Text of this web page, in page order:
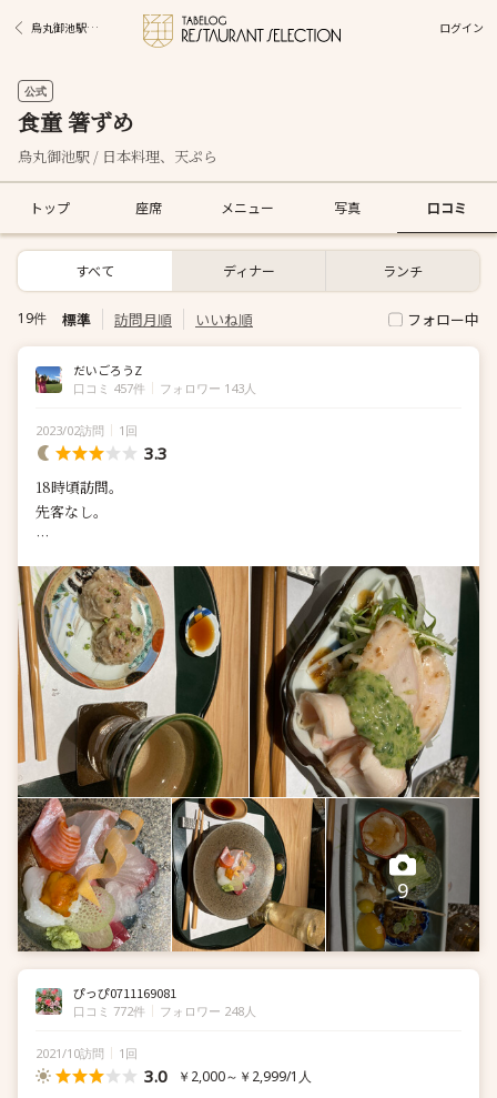
烏丸御池駅グルメ ログイン
公式
食童 箸ずめ
烏丸御池駅 / 日本料理、天ぷら
トップ 座席 メニュー 写真 口コミ
すべて ディナー ランチ
19件 標準 訪問月順 いいね順 フォロー中
だいごろうZ
口コミ 457件 フォロワー 143人
2023/02訪問 1回
3.3
18時頃訪問。
先客なし。
（知らずに入店）
一階はカウンターのみ11席
二階はテーブル席。
先付け 1,000円
お造...
9
ぴっぴ0711169081
口コミ 772件 フォロワー 248人
2021/10訪問 1回
3.0 ￥2,000～￥2,999/1人